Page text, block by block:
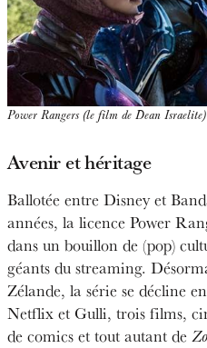
Power Rangers (le film de Dean Israelite)
Avenir et héritage
Ballotée entre Disney et
années, la licence Power
dans un bouillon de (pop)
géants du streaming.
Zélande, la série se décline
Netflix et Gulli, trois films,
de comics et tout autant de